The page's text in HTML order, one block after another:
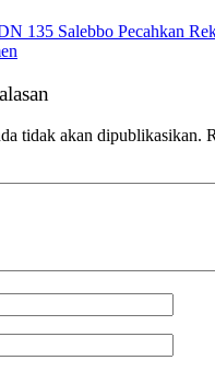
135 Salebbo Pecahkan
tidak akan dipublikasikan.